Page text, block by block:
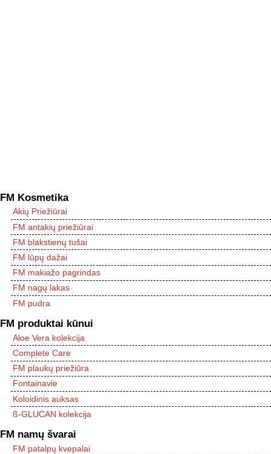
FM Kosmetika
Akių Priežiūrai
FM antakių priežiūrai
FM blakstienų tušai
FM lūpų dažai
FM makiažo pagrindas
FM nagų lakas
FM pudra
FM produktai kūnui
Aloe Vera kolekcija
Complete Care
FM plaukų priežiūra
Fontainavie
Koloidinis auksas
ß-GLUCAN kolekcija
FM namų švarai
FM patalpų kvepalai